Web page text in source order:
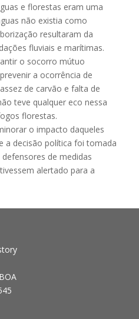
e florestas eram uma
não existia como
resultaram da
fluviais e marítimas.
o socorro mútuo
a ocorrência de
de carvão e falta de
teve qualquer eco nessa
florestas.
o impacto daqueles
a decisão política foi tomada
de medidas
alertado para a